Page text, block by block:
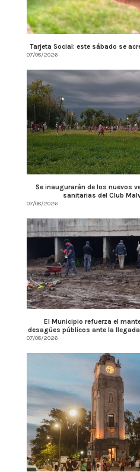
Tarjeta Social: este sábado se
07/08/2026
Se inaugurarán de los nuevos
sanitarias del Club
07/08/2026
El Municipio refuerza el
desagües públicos ante la
07/08/2026